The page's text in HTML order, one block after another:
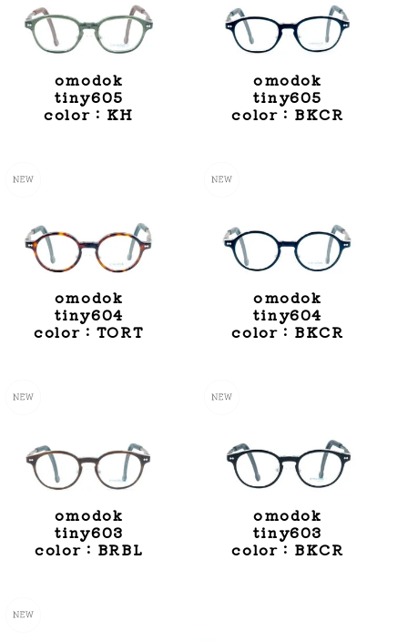
> 小学生
> 丸系
> masunaga
> omodok
> tomato
> bonbonniere
> 修理
omodok
tiny605
color：KH
omodok
tiny605
color：BKCR
omodok
tiny604
color：TORT
omodok
tiny604
color：BKCR
omodok
tiny603
color：BRBL
omodok
tiny603
color：BKCR